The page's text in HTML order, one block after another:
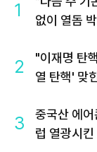
1
없이 열돔
2
"이재명 탄
열 탄핵' 맞
3
중국산 에
럽 열광시킨